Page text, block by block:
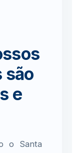
são
e
o Santa